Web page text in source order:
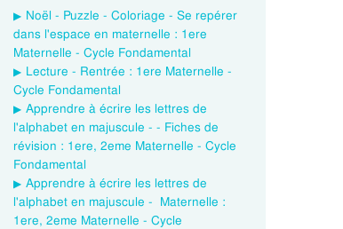
Noël - Puzzle - Coloriage - Se repérer
dans l'espace en maternelle : 1ere
Maternelle - Cycle Fondamental
Lecture - Rentrée : 1ere Maternelle -
Cycle Fondamental
Apprendre à écrire les lettres de
l'alphabet en majuscule - - Fiches de
révision : 1ere, 2eme Maternelle - Cycle
Fondamental
Apprendre à écrire les lettres de
l'alphabet en majuscule - Maternelle :
1ere, 2eme Maternelle - Cycle